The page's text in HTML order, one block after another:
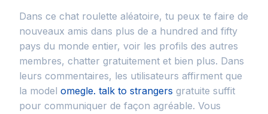
Dans ce chat roulette aléatoire, tu peux te faire de
nouveaux amis dans plus de a hundred and fifty
pays du monde entier, voir les profils des autres
membres, chatter gratuitement et bien plus. Dans
leurs commentaires, les utilisateurs affirment que
la model omegle. talk to strangers gratuite suffit
pour communiquer de façon agréable. Vous